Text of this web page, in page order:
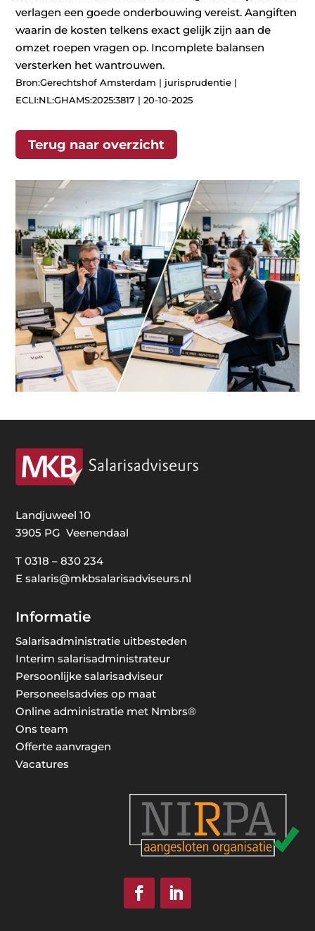
verlagen een goede onderbouwing vereist. Aangiften
waarin de kosten telkens exact gelijk zijn aan de
omzet roepen vragen op. Incomplete balansen
versterken het wantrouwen.
Bron:Gerechtshof Amsterdam | jurisprudentie |
ECLI:NL:GHAMS:2025:3817 | 20-10-2025
Terug naar overzicht
Landjuweel 10
3905 PG Veenendaal
T0318 – 830 234
Esalaris@mkbsalarisadviseurs.nl
Informatie
Salarisadministratie uitbesteden
Interim salarisadministrateur
Persoonlijke salarisadviseur
Personeelsadvies op maat
Online administratie met Nmbrs®
Ons team
Offerte aanvragen
Vacatures